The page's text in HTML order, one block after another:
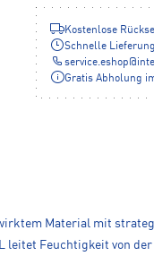
Kostenlose
Schnelle Lieferung
service.eshop@
Gratis Abholung
Material mit
leitet Feuchtigkeit von